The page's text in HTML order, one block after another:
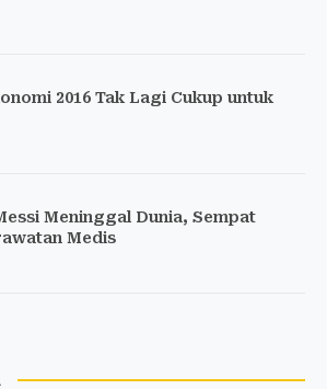
2016 Tak Lagi Cukup untuk
Meninggal Dunia, Sempat
Medis